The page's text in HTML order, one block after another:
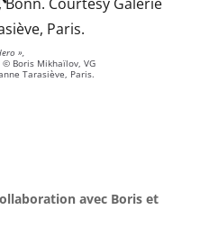
»,
Boris Mikhaïlov, VG
Tarasiève, Paris.
avec Boris et